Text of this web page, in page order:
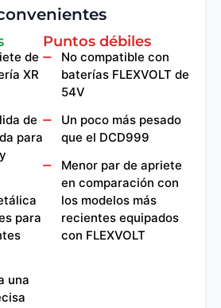
de
XR
de
para
para
una
Puntos débiles
No compatible con
baterías FLEXVOLT de
54V
Un poco más pesado
que el DCD999
Menor par de apriete
en comparación con
los modelos más
recientes equipados
con FLEXVOLT